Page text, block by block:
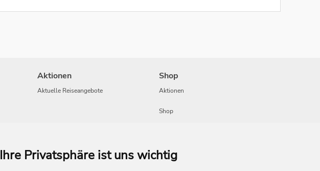
Ihre Privatsphäre ist uns wichtig
Aktionen
Aktuelle Reiseangebote
Shop
Aktionen
Shop